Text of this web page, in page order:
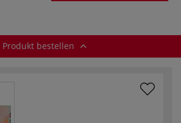
Produkt bestellen